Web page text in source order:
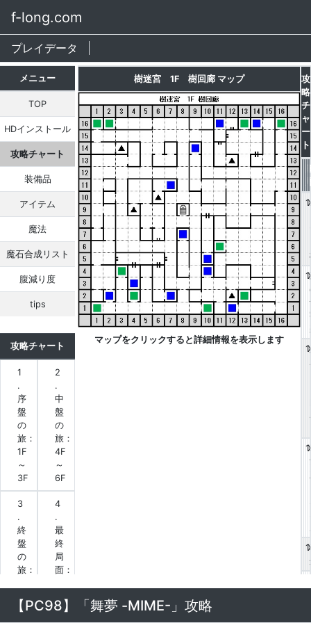
f-long.com
プレイデータ
メニュー
TOP
HDインストール
攻略チャート
装備品
アイテム
魔法
魔石合成リスト
腹減り度
tips
攻略チャート
1
.
序
盤
の
旅：
1F
～
3F
2
.
中
盤
の
旅：
4F
～
6F
3
.
終
盤
の
旅：
～
11F
4
.
最
終
局
面：
13F
樹迷宮 1F 樹回廊 マップ
マップをクリックすると詳細情報を表示します
攻
略
チ
ャ
ー
ト
【PC98】「舞夢 -MIME-」攻略